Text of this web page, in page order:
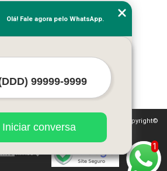
Empresa
Missão
Mapa do site
Mais Serviços
sujeito à proteção de direitos autorais. Copyright©
19/02/1998)
1
Olá! Fale agora pelo WhatsApp.
Iniciar conversa